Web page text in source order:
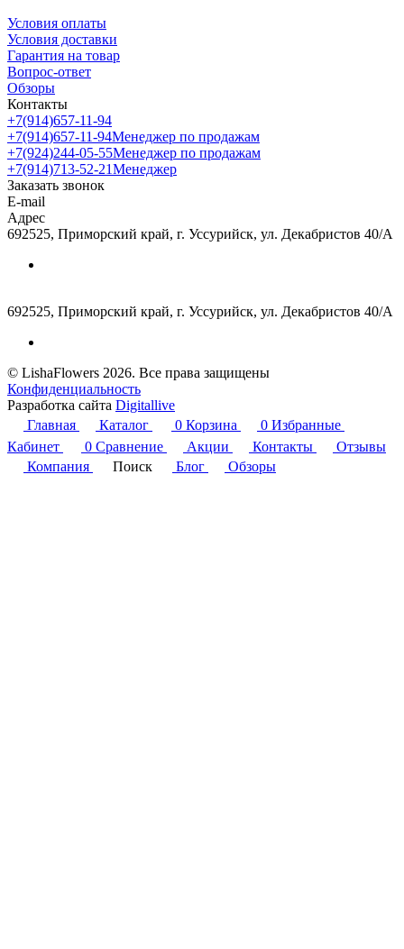
Условия оплаты
Условия доставки
Гарантия на товар
Вопрос-ответ
Обзоры
Контакты
+7(914)657-11-94
+7(914)657-11-94Менеджер по продажам
+7(924)244-05-55Менеджер по продажам
+7(914)713-52-21Менеджер
Заказать звонок
E-mail
Адрес
692525, Приморский край, г. Уссурийск, ул. Декабристов 40/А
692525, Приморский край, г. Уссурийск, ул. Декабристов 40/А
© LishaFlowers 2026. Все права защищены
Конфиденциальность
Разработка сайта Digitallive
Главная
Каталог 0 Корзина 0 Избранные
Кабинет
0 Сравнение Акции Контакты
Отзывы
Компания
Поиск Блог Обзоры